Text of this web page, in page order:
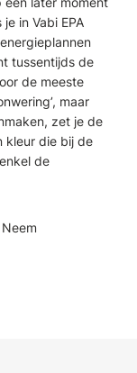
in Vabi EPA
tussentijds de
de meeste
maar
zet je de
kleur die bij de
de